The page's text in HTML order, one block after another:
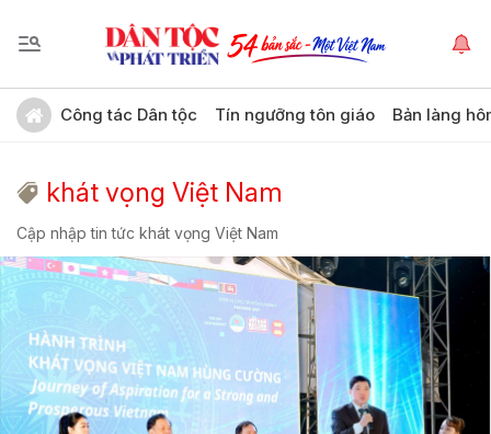
Công tác Dân tộc Tín ngưỡng tôn giáo Bản làng
khát vọng Việt Nam
Cập nhập tin tức khát vọng Việt Nam